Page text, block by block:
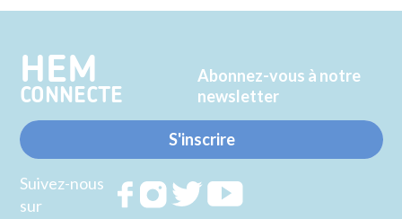
Twitter
Facebook
HEM
CONNECTE
Abonnez-vous à notre
newsletter
S'inscrire
Suivez-nous
sur
RejoignezRejoignezRejoignez